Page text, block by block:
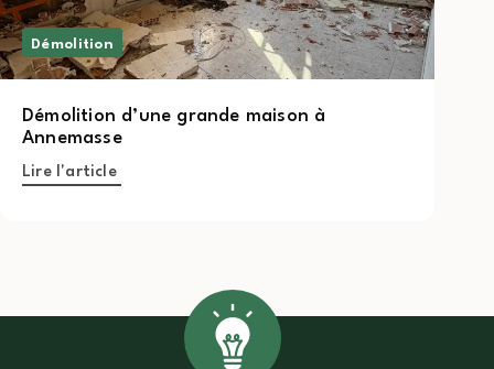
Démolition
Démolition d’une grande maison à
Annemasse
Lire l'article